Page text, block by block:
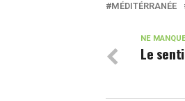
MÉDITÉRRANÉE
NE
Le